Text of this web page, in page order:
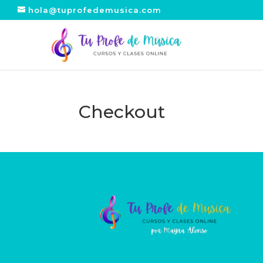
hola@tuprofedemusica.com
Checkout